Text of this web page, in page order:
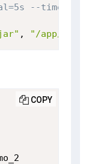
--
, "/app/
COPY